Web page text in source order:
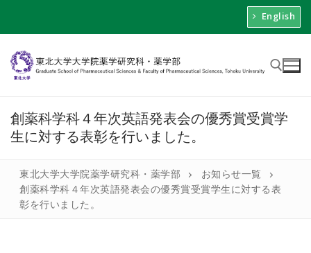
English
創薬科学科４年次英語発表会の優秀賞受賞学
生に対する表彰を行いました。
東北大学大学院薬学研究科・薬学部
お知らせ一覧
創薬科学科４年次英語発表会の優秀賞受賞学生に対する表
彰を行いました。